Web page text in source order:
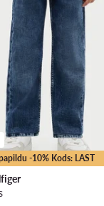
-10% Kods: LAST